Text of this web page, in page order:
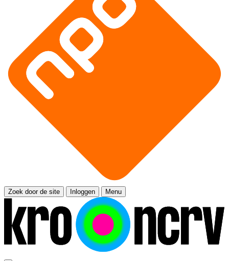
Zoek door de site Inloggen Menu